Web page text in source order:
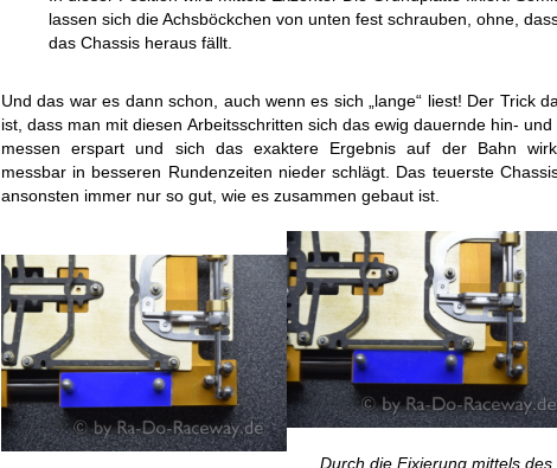
lassen sich die Achsböckchen von unten fest schrauben, ohne,
das Chassis heraus fällt.
Und das war es dann schon, auch wenn es sich „lange“ liest! Der Trick
ist, dass man mit diesen Arbeitsschritten sich das ewig dauernde hin- und
messen erspart und sich das exaktere Ergebnis auf der Bahn
messbar in besseren Rundenzeiten nieder schlägt. Das teuerste
ansonsten immer nur so gut, wie es zusammen gebaut ist.
Durch die Fixierung mittels des